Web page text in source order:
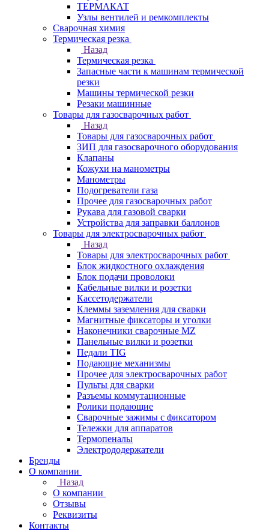
ТЕРМАКАТ
Узлы вентилей и ремкомплекты
Сварочная химия
Термическая резка
Назад
Термическая резка
Запасные части к машинам термической
резки
Машины термической резки
Резаки машинные
Товары для газосварочных работ
Назад
Товары для газосварочных работ
ЗИП для газосварочного оборудования
Клапаны
Кожухи на манометры
Манометры
Подогреватели газа
Прочее для газосварочных работ
Рукава для газовой сварки
Устройства для заправки баллонов
Товары для электросварочных работ
Назад
Товары для электросварочных работ
Блок жидкостного охлаждения
Блок подачи проволоки
Кабельные вилки и розетки
Кассетодержатели
Клеммы заземления для сварки
Магнитные фиксаторы и уголки
Наконечники сварочные MZ
Панельные вилки и розетки
Педали TIG
Подающие механизмы
Прочее для электросварочных работ
Пульты для сварки
Разъемы коммутационные
Ролики подающие
Сварочные зажимы с фиксатором
Тележки для аппаратов
Термопеналы
Электрододержатели
Бренды
О компании
Назад
О компании
Отзывы
Реквизиты
Контакты